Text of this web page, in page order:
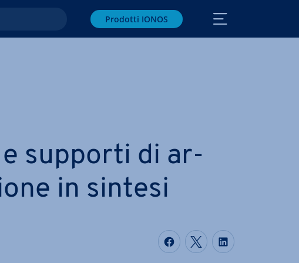
Prodotti IONOS
e supporti di ar­
in sintesi
Condividi via
Condividi via
Condividi